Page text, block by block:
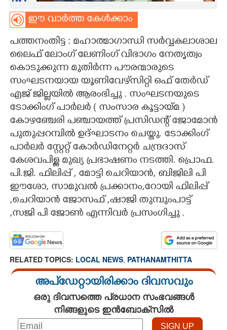
ASTRO
CARTOONS
LITERATURE
ZOOM
CONTACT US
ഈ വാർത്ത കേൾക്കാം
പത്തനംതിട്ട : മഹാത്മാഗാന്ധി സർവ്വകലാശാല
ലൈഫ് ലോംഗ് ലേണിംഗ് വിഭാഗം നേതൃത്വം
കൊടുക്കുന്ന മുതിർന്ന പൗരന്മാരുടെ
സംഘടനയായ യൂണിവേഴ്‌സിറ്റി ഒഫ് തേർഡ്
എജ് ജില്ലയിൽ ആരംഭിച്ചു . സംഘടനയുടെ
ടോക്കിംഗ് പാർലർ ( സംസാര കൂട്ടായ്മ )
കോഴഞ്ചേരി പഞ്ചായത്ത് പ്രസിഡന്റ് ജോമോൻ
പുതുപ്പറമ്പിൽ ഉദ്ഘാടനം ചെയ്തു. ടോക്കിംഗ്
പാർലർ സ്റ്റേറ്റ് കോർഡിനേറ്റർ ചന്ദ്രദാസ്
കേശവപിള്ള മുഖ്യ പ്രഭാഷണം നടത്തി. പ്രൊഫ.
പി.ജി. ഫിലിപ്പ് , മോട്ടി ചെറിയാൻ, ബിജിലി പി
ഈശോ, സാമുവൽ പ്രക്കാനം,റോയി ഫിലി​പ്പ്
,ചെറിയാൻ ജോസഫ് ,ഷാജി തുമ്പുംപാട്ട്
,സജി പി ജോൺ എന്നിവർ പ്രസംഗി​ച്ചു .
RELATED TOPICS: LOCAL NEWS, PATHANAMTHITTA
അപ്ഡേറ്റായിരിക്കാം ദിവസവും
ഒരു ദിവസത്തെ പ്രധാന സംഭവങ്ങൾ
നിങ്ങളുടെ ഇൻബോക്സിൽ